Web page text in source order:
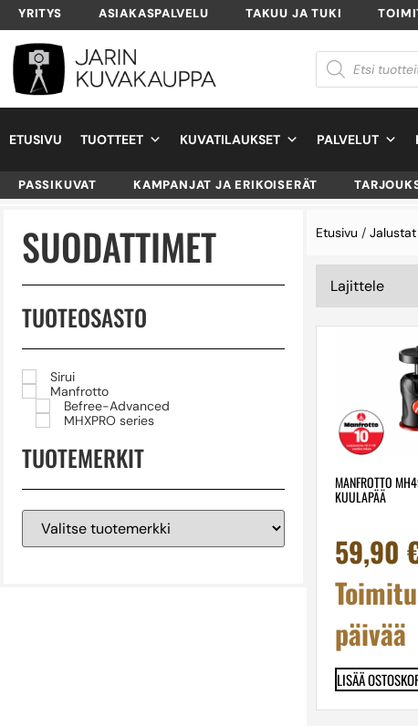
YRITYS ASIAKASPALVELU TAKUU JA TUKI
ETUSIVU TUOTTEET KUVATILAUKSET PALVELUT
PASSIKUVAT KAMPANJAT JA ERIKOISERÄT
SUODATTIMET
TUOTEOSASTO
Sirui
Manfrotto
Befree-Advanced
MHXPRO series
TUOTEMERKIT
Etusivu /
MANFROTTO
KUULAPÄÄ
59,90
päivää
LISÄÄ